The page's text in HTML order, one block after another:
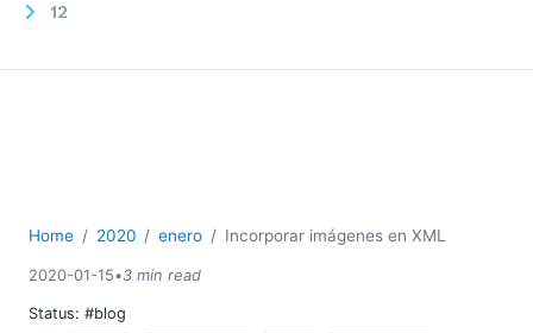
12
2018
2013
2011
2010
Home 2020 enero Incorporar imágenes en XML
2020-01-15•3 min read
Status: #blog